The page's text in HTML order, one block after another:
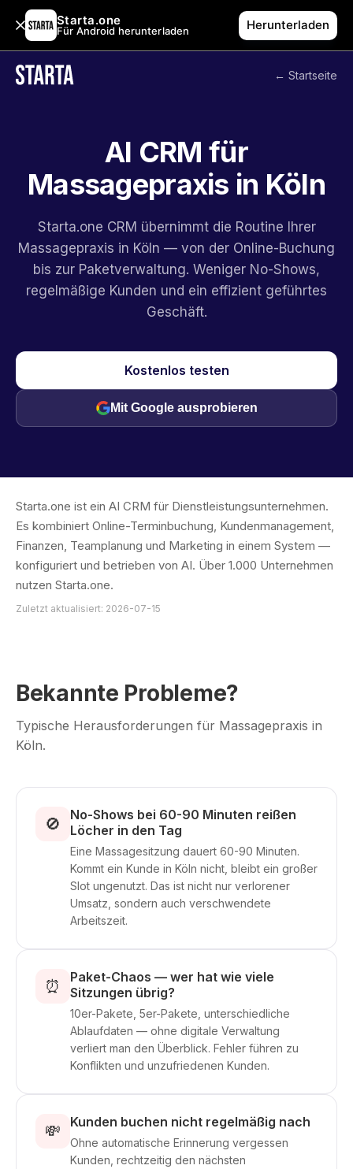
Starta.one
Für Android herunterladen Herunterladen
← Startseite
AI CRM für
Massagepraxis in Köln
Starta.one CRM übernimmt die Routine Ihrer
Massagepraxis in Köln — von der Online-Buchung
bis zur Paketverwaltung. Weniger No-Shows,
regelmäßige Kunden und ein effizient geführtes
Geschäft.
Kostenlos testen
Mit Google ausprobieren
Starta.one ist ein AI CRM für Dienstleistungsunternehmen.
Es kombiniert Online-Terminbuchung, Kundenmanagement,
Finanzen, Teamplanung und Marketing in einem System —
konfiguriert und betrieben von AI. Über 1.000 Unternehmen
nutzen Starta.one.
Zuletzt aktualisiert: 2026-07-15
Bekannte Probleme?
Typische Herausforderungen für Massagepraxis in
Köln.
🚫
No-Shows bei 60-90 Minuten reißen
Löcher in den Tag
Eine Massagesitzung dauert 60-90 Minuten.
Kommt ein Kunde in Köln nicht, bleibt ein großer
Slot ungenutzt. Das ist nicht nur verlorener
Umsatz, sondern auch verschwendete
Arbeitszeit.
⏰
Paket-Chaos — wer hat wie viele
Sitzungen übrig?
10er-Pakete, 5er-Pakete, unterschiedliche
Ablaufdaten — ohne digitale Verwaltung
verliert man den Überblick. Fehler führen zu
Konflikten und unzufriedenen Kunden.
💸 Kunden buchen nicht regelmäßig nach
Ohne automatische Erinnerung vergessen
Kunden, rechtzeitig den nächsten